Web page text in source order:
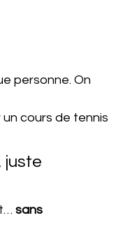
personne. On
cours de tennis
juste
sans